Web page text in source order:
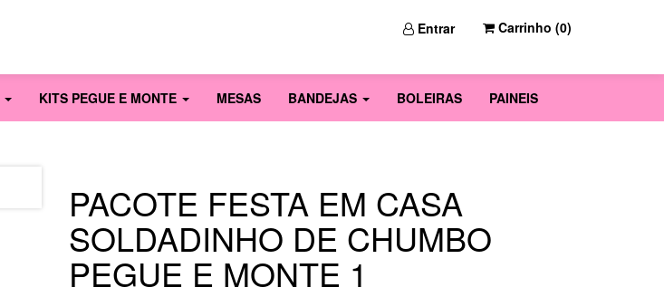
Entrar Carrinho (0)
KITS PEGUE E MONTE MESAS BANDEJAS BOLEIRAS PAINEIS
PACOTE FESTA EM CASA
SOLDADINHO DE CHUMBO
PEGUE E MONTE 1